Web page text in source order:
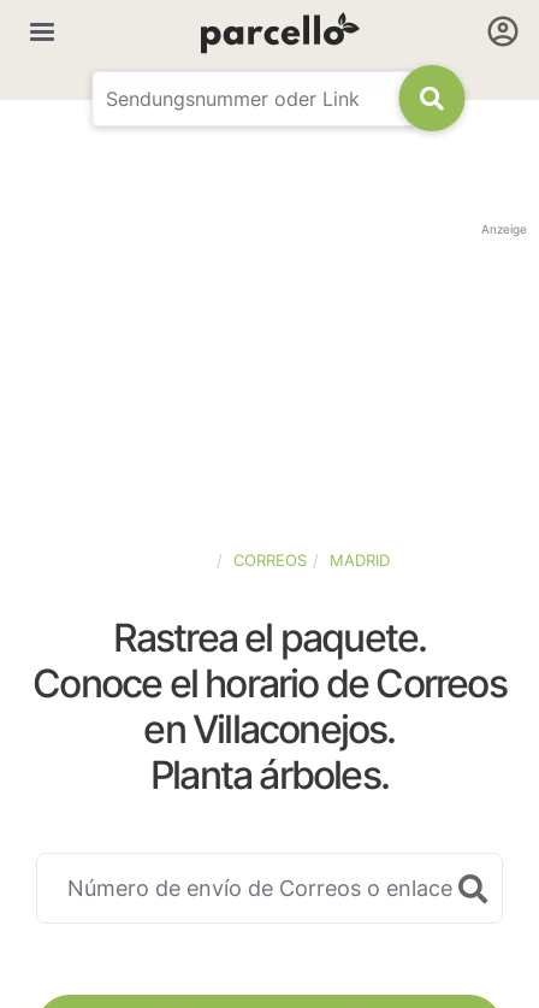
Anzeige
CORREOS MADRID
Rastrea el paquete.
Conoce el horario de Correos
en Villaconejos.
Planta árboles.